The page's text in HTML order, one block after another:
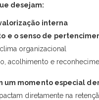
desejam:
interna
e o senso de
organizacional
acolhimento e
um momento especial
diretamente na